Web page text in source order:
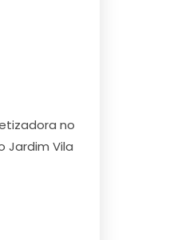
no
Jardim Vila